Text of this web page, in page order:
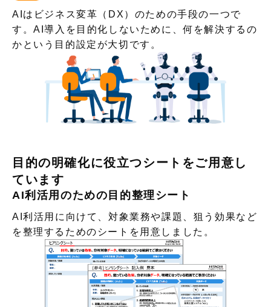
AIはビジネス変革（DX）のための手段の一つで
す。AI導入を目的化しないために、何を解決するの
かという目的設定が大切です。
目的の明確化に役立つシートをご用意し
ています
AI利活用のための目的整理シート
AI利活用に向けて、対象業務や課題、狙う効果など
を整理するためのシートを用意しました。